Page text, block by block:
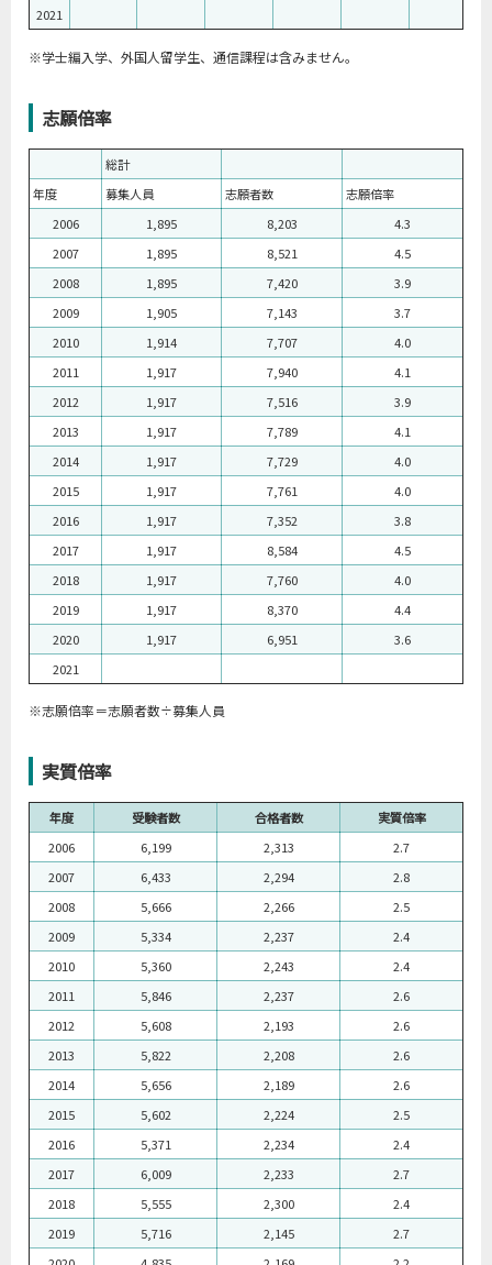
2021
※学士編入学、外国人留学生、通信課程は含みません。
志願倍率
総計
年度
募集人員 志願者数
志願倍率
2006
1,895 8,203
4.3
2007
1,895 8,521
4.5
2008
1,895 7,420
3.9
2009
1,905 7,143
3.7
2010
1,914 7,707
4.0
2011
1,917 7,940
4.1
2012
1,917 7,516
3.9
2013
1,917 7,789
4.1
2014
1,917 7,729
4.0
2015
1,917 7,761
4.0
2016
1,917 7,352
3.8
2017
1,917 8,584
4.5
2018
1,917 7,760
4.0
2019
1,917 8,370
4.4
2020
1,917 6,951
3.6
2021
※志願倍率＝志願者数÷募集人員
実質倍率
年度 受験者数 合格者数
実質倍率
2006
6,199 2,313
2.7
2007
6,433 2,294
2.8
2008
5,666 2,266
2.5
2009
5,334 2,237
2.4
2010
5,360 2,243
2.4
2011
5,846 2,237
2.6
2012
5,608 2,193
2.6
2013
5,822 2,208
2.6
2014
5,656 2,189
2.6
2015
5,602 2,224
2.5
2016
5,371 2,234
2.4
2017
6,009 2,233
2.7
2018
5,555 2,300
2.4
2019
5,716 2,145
2.7